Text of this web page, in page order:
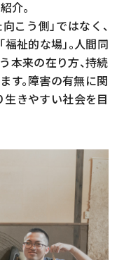
介。
こう側」ではなく、
祉的な場」。人間同
本来の在り方、持続
す。障害の有無に関
生きやすい社会を目